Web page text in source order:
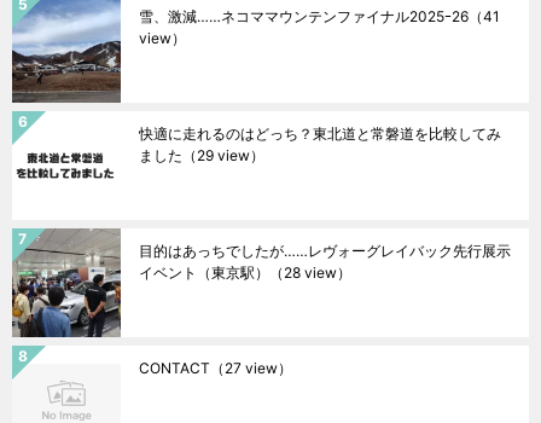
雪、激減……ネコママウンテンファイナル2025ｰ26 （41
view）
快適に走れるのはどっち？東北道と常磐道を比較してみ
ました （29 view）
目的はあっちでしたが……レヴォーグレイバック先行展示
イベント（東京駅）
（28 view）
CONTACT （27 view）